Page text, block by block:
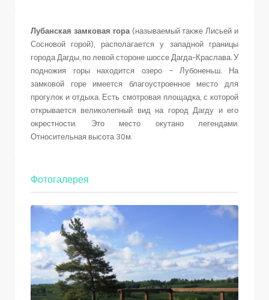
Лубанская замковая гора(называемый также Лисьей и
Сосновой горой), располагается у западной границы
города Дагды, по левой стороне шоссе Дагда–Краслава. У
подножия горы находится озеро – Лубоненьш. На
замковой горе имеется благоустроенное место для
прогулок и отдыха. Есть смотровая площадка, с которой
открывается великолепный вид на город Дагду и его
окрестности. Это место окутано легендами.
Относительная высота 30м.
Фотогалерея